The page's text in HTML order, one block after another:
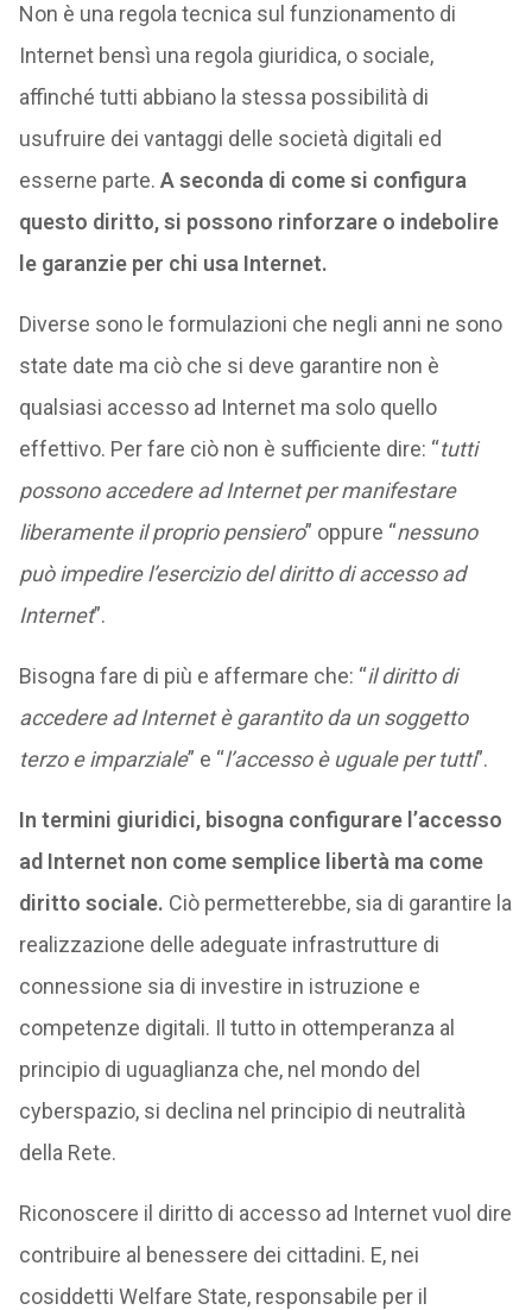
Non è una regola tecnica sul funzionamento di
Internet bensì una regola giuridica, o sociale,
affinché tutti abbiano la stessa possibilità di
usufruire dei vantaggi delle società digitali ed
esserne parte. A seconda di come si configura
questo diritto, si possono rinforzare o indebolire
le garanzie per chi usa Internet.
Diverse sono le formulazioni che negli anni ne sono
state date ma ciò che si deve garantire non è
qualsiasi accesso ad Internet ma solo quello
effettivo. Per fare ciò non è sufficiente dire: “tutti
possono accedere ad Internet per manifestare
liberamente il proprio pensiero” oppure “nessuno
può impedire l’esercizio del diritto di accesso ad
Internet”.
Bisogna fare di più e affermare che: “il diritto di
accedere ad Internet è garantito da un soggetto
terzo e imparziale” e “l’accesso è uguale per tutti”.
In termini giuridici, bisogna configurare l’accesso
ad Internet non come semplice libertà ma come
diritto sociale. Ciò permetterebbe, sia di garantire la
realizzazione delle adeguate infrastrutture di
connessione sia di investire in istruzione e
competenze digitali. Il tutto in ottemperanza al
principio di uguaglianza che, nel mondo del
cyberspazio, si declina nel principio di neutralità
della Rete.
Riconoscere il diritto di accesso ad Internet vuol dire
contribuire al benessere dei cittadini. E, nei
cosiddetti Welfare State, responsabile per il